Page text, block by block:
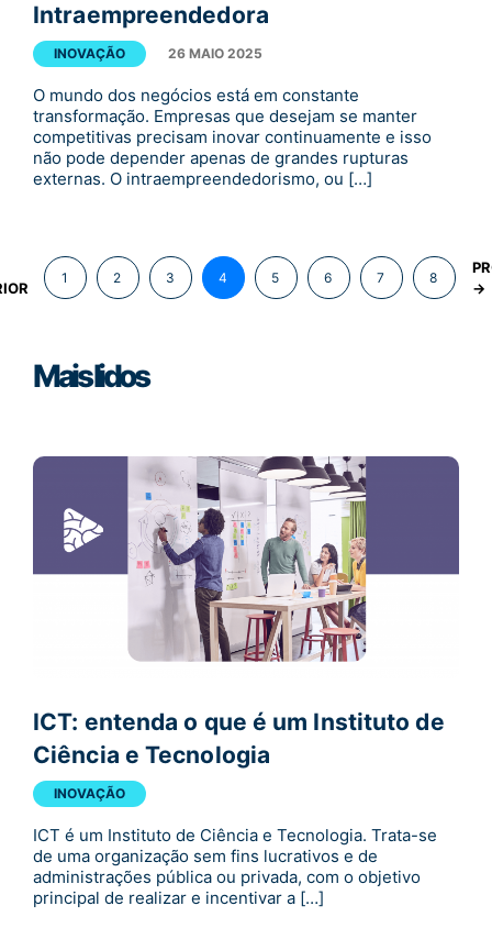
Intraempreendedora
INOVAÇÃO 26 MAIO 2025
O mundo dos negócios está em constante
transformação. Empresas que desejam se manter
competitivas precisam inovar continuamente e isso
não pode depender apenas de grandes rupturas
externas. O intraempreendedorismo, ou […]
1 2 3 4 5 6 7 8
→
Mais lidos
ICT: entenda o que é um Instituto de
Ciência e Tecnologia
INOVAÇÃO
ICT é um Instituto de Ciência e Tecnologia. Trata-se
de uma organização sem fins lucrativos e de
administrações pública ou privada, com o objetivo
principal de realizar e incentivar a […]